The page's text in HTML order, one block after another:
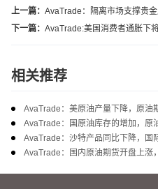
上一篇： AvaTrade：隔离市场支撑贵
下一篇： AvaTrade:美国消费者通胀下
相关推荐
AvaTrade：美原油产量下降，原油
AvaTrade：国原油库存的增加，原
AvaTrade：沙特产品同比下降，国
AvaTrade：国内原油期货开盘上涨